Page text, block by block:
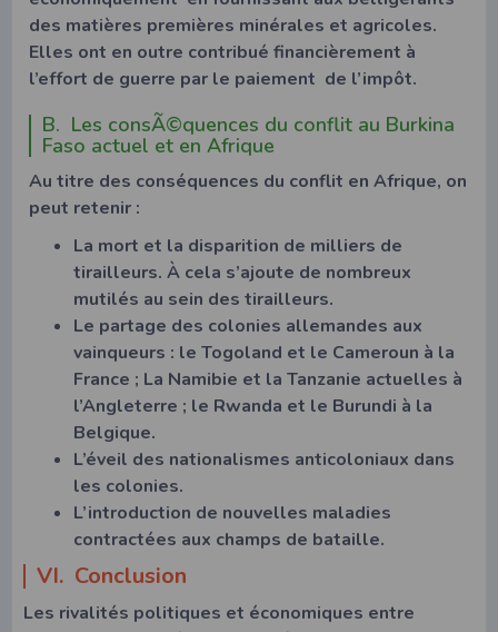
des matières premières minérales et agricoles.
Elles ont en outre contribué financièrement à
l’effort de guerre par le paiement de l’impôt.
B. Les consÃ©quences du conflit au Burkina
Faso actuel et en Afrique
Au titre des conséquences du conflit en Afrique, on
peut retenir :
La mort et la disparition de milliers de
tirailleurs. À cela s’ajoute de nombreux
mutilés au sein des tirailleurs.
Le partage des colonies allemandes aux
vainqueurs : le Togoland et le Cameroun à la
France ; La Namibie et la Tanzanie actuelles à
l’Angleterre ; le Rwanda et le Burundi à la
Belgique.
L’éveil des nationalismes anticoloniaux dans
les colonies.
L’introduction de nouvelles maladies
contractées aux champs de bataille.
VI. Conclusion
Les rivalités politiques et économiques entre